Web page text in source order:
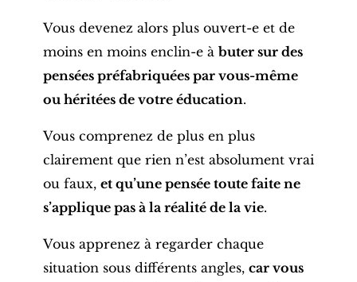
Vous devenez alors plus ouvert-e et de
moins en moins enclin-e à buter sur des
pensées préfabriquées par vous-même
ou héritées de votre éducation.
Vous comprenez de plus en plus
clairement que rien n’est absolument vrai
ou faux, et qu’une pensée toute faite ne
s’applique pas à la réalité de la vie.
Vous apprenez à regarder chaque
situation sous différents angles, car vous